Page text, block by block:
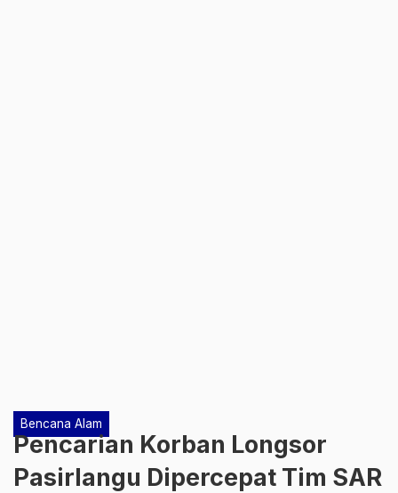
Bencana Alam
Pencarian Korban Longsor
Pasirlangu Dipercepat Tim SAR